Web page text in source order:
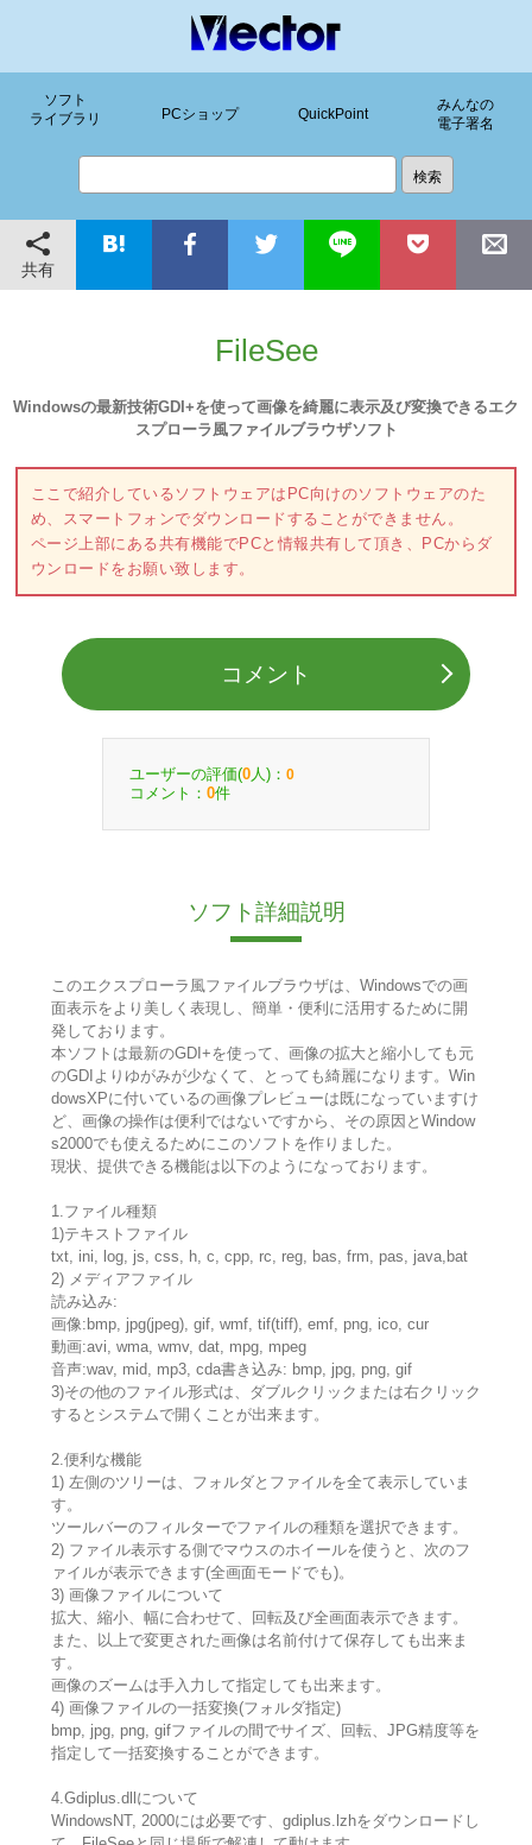
ソフト
ライブラリ
PCショップ QuickPoint
みんなの
電子署名
共有
FileSee
Windowsの最新技術GDI+を使って画像を綺麗に表示及び変換できるエク
スプローラ風ファイルブラウザソフト
ここで紹介しているソフトウェアはPC向けのソフトウェアのた
め、スマートフォンでダウンロードすることができません。
ページ上部にある共有機能でPCと情報共有して頂き、PCからダ
ウンロードをお願い致します。
コメント
ユーザーの評価(0 人)： 0
コメント： 0件
ソフト詳細説明
このエクスプローラ風ファイルブラウザは、Windowsでの画
面表示をより美しく表現し、簡単・便利に活用するために開
発しております。
本ソフトは最新のGDI+を使って、画像の拡大と縮小しても元
のGDIよりゆがみが少なくて、とっても綺麗になります。Win
dowsXPに付いているの画像プレビューは既になっていますけ
ど、画像の操作は便利ではないですから、その原因とWindow
s2000でも使えるためにこのソフトを作りました。
現状、提供できる機能は以下のようになっております。
1.ファイル種類
1)テキストファイル
txt, ini, log, js, css, h, c, cpp, rc, reg, bas, frm, pas, java,bat
2) メディアファイル
読み込み:
画像:bmp, jpg(jpeg), gif, wmf, tif(tiff), emf, png, ico, cur
動画:avi, wma, wmv, dat, mpg, mpeg
音声:wav, mid, mp3, cda書き込み: bmp, jpg, png, gif
3)その他のファイル形式は、ダブルクリックまたは右クリック
するとシステムで開くことが出来ます。
2.便利な機能
1) 左側のツリーは、フォルダとファイルを全て表示していま
す。
ツールバーのフィルターでファイルの種類を選択できます。
2) ファイル表示する側でマウスのホイールを使うと、次のフ
ァイルが表示できます(全画面モードでも)。
3) 画像ファイルについて
拡大、縮小、幅に合わせて、回転及び全画面表示できます。
また、以上で変更された画像は名前付けて保存しても出来ま
す。
画像のズームは手入力して指定しても出来ます。
4) 画像ファイルの一括変換(フォルダ指定)
bmp, jpg, png, gifファイルの間でサイズ、回転、JPG精度等を
指定して一括変換することができます。
4.Gdiplus.dllについて
WindowsNT, 2000には必要です、gdiplus.lzhをダウンロードし